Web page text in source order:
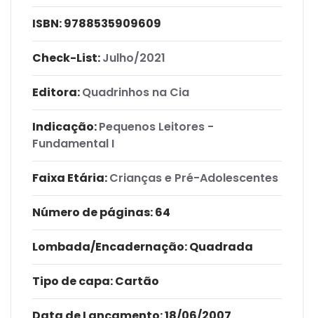
ISBN:9788535909609
Check-List:Julho/2021
Editora:Quadrinhos na Cia
Indicação:Pequenos Leitores -
Fundamental I
Faixa Etária:Crianças e Pré-Adolescentes
Número de páginas: 64
Lombada/Encadernação: Quadrada
Tipo de capa:Cartão